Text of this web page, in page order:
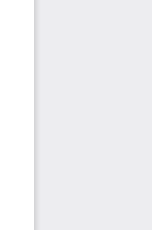
--
中文研究所博
中文研究所